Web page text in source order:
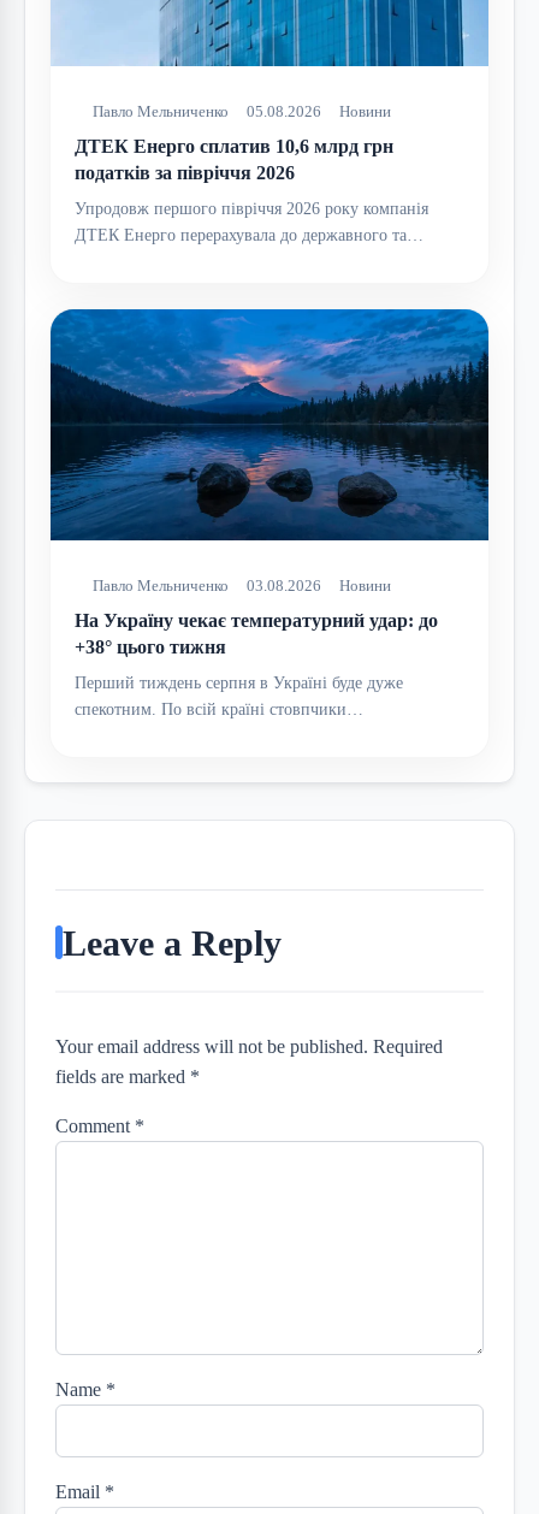
Павло Мельниченко 05.08.2026 Новини
ДТЕК Енерго сплатив 10,6 млрд грн
податків за півріччя 2026
Упродовж першого півріччя 2026 року компанія
ДТЕК Енерго перерахувала до державного та…
Павло Мельниченко 03.08.2026 Новини
На Україну чекає температурний удар: до
+38° цього тижня
Перший тиждень серпня в Україні буде дуже
спекотним. По всій країні стовпчики…
Leave a Reply
Your email address will not be published. Required
fields are marked *
Comment *
Name *
Email *